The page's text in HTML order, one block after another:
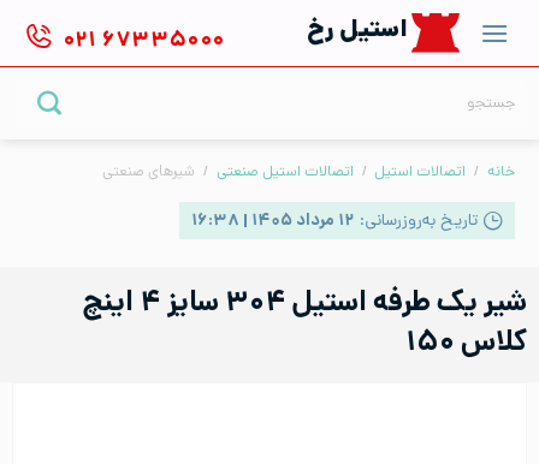
content
استیل رخ ۰۲۱ ۶۷۳۳۵۰۰۰
خانه / اتصالات استیل / اتصالات استیل صنعتی / شیرهای صنعتی
تاریخ به‌روزرسانی: ۱۲ مرداد ۱۴۰۵ | ۱۶:۳۸
شیر یک طرفه استیل ۳۰۴ سایز ۴ اینچ
کلاس ۱۵۰